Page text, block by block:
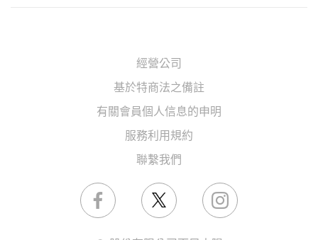
經營公司
基於特商法之備註
有關會員個人信息的申明
服務利用規約
聯繫我們